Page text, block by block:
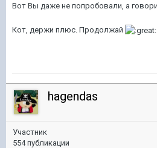
Вот Вы даже не попробовали, а
Кот, держи плюс. Продолжай
hagendas
Участник
554 публикации